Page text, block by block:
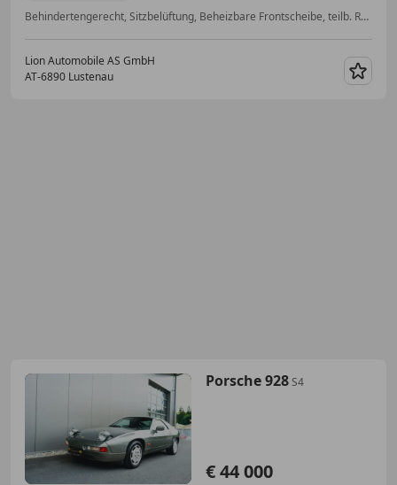
Behindertengerecht, Sitzbelüftung, Beheizbare Frontscheibe, teilb. Rücksitzbank, Gepäckraumabtrennung, Luftfederung, Sportfahrwerk, 360° Kamera
Lion Automobile AS GmbH
AT-6890 Lustenau
Porsche 928S4
€ 44 000